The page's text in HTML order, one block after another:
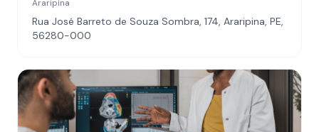
Araripina
Rua José Barreto de Souza Sombra, 174, Araripina, PE,
56280-000